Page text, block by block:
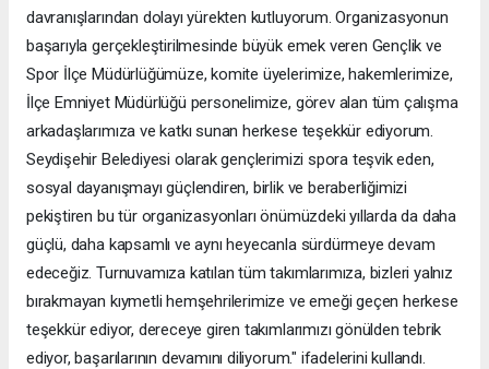
davranışlarından dolayı yürekten kutluyorum. Organizasyonun
başarıyla gerçekleştirilmesinde büyük emek veren Gençlik ve
Spor İlçe Müdürlüğümüze, komite üyelerimize, hakemlerimize,
İlçe Emniyet Müdürlüğü personelimize, görev alan tüm çalışma
arkadaşlarımıza ve katkı sunan herkese teşekkür ediyorum.
Seydişehir Belediyesi olarak gençlerimizi spora teşvik eden,
sosyal dayanışmayı güçlendiren, birlik ve beraberliğimizi
pekiştiren bu tür organizasyonları önümüzdeki yıllarda da daha
güçlü, daha kapsamlı ve aynı heyecanla sürdürmeye devam
edeceğiz. Turnuvamıza katılan tüm takımlarımıza, bizleri yalnız
bırakmayan kıymetli hemşehrilerimize ve emeği geçen herkese
teşekkür ediyor, dereceye giren takımlarımızı gönülden tebrik
ediyor, başarılarının devamını diliyorum." ifadelerini kullandı.